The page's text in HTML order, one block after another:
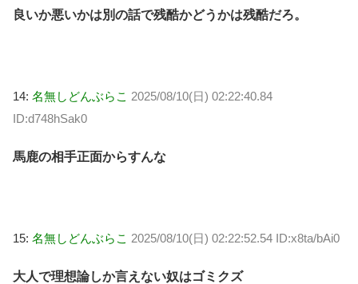
良いか悪いかは別の話で残酷かどうかは残酷だろ。
14: 名無しどんぶらこ 2025/08/10(日) 02:22:40.84
ID:d748hSak0
馬鹿の相手正面からすんな
15: 名無しどんぶらこ 2025/08/10(日) 02:22:52.54 ID:x8ta/bAi0
大人で理想論しか言えない奴はゴミクズ